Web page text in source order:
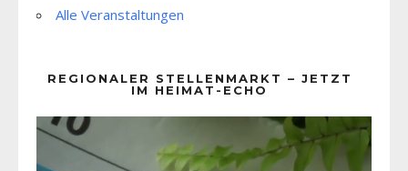
Alle Veranstaltungen
REGIONALER STELLENMARKT – JETZT
IM HEIMAT-ECHO
Player